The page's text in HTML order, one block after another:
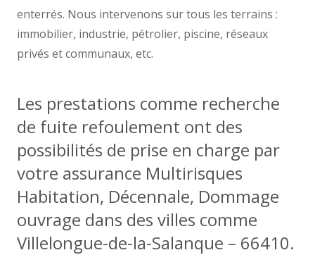
enterrés. Nous intervenons sur tous les terrains :
immobilier, industrie, pétrolier, piscine, réseaux
privés et communaux, etc.
Les prestations comme recherche
de fuite refoulement ont des
possibilités de prise en charge par
votre assurance Multirisques
Habitation, Décennale, Dommage
ouvrage dans des villes comme
Villelongue-de-la-Salanque – 66410.